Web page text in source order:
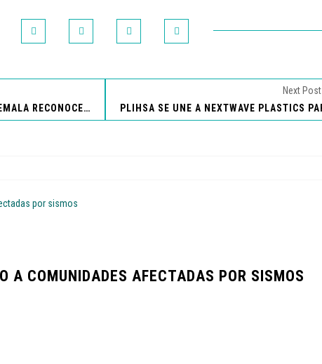
FUNDACIÓN AZTECA GUATEMALA RECONOCE EL TALENTO ARTÍSTICO DE NIÑOS Y JÓVENES
Next Post
A COMUNIDADES AFECTADAS POR SISMOS